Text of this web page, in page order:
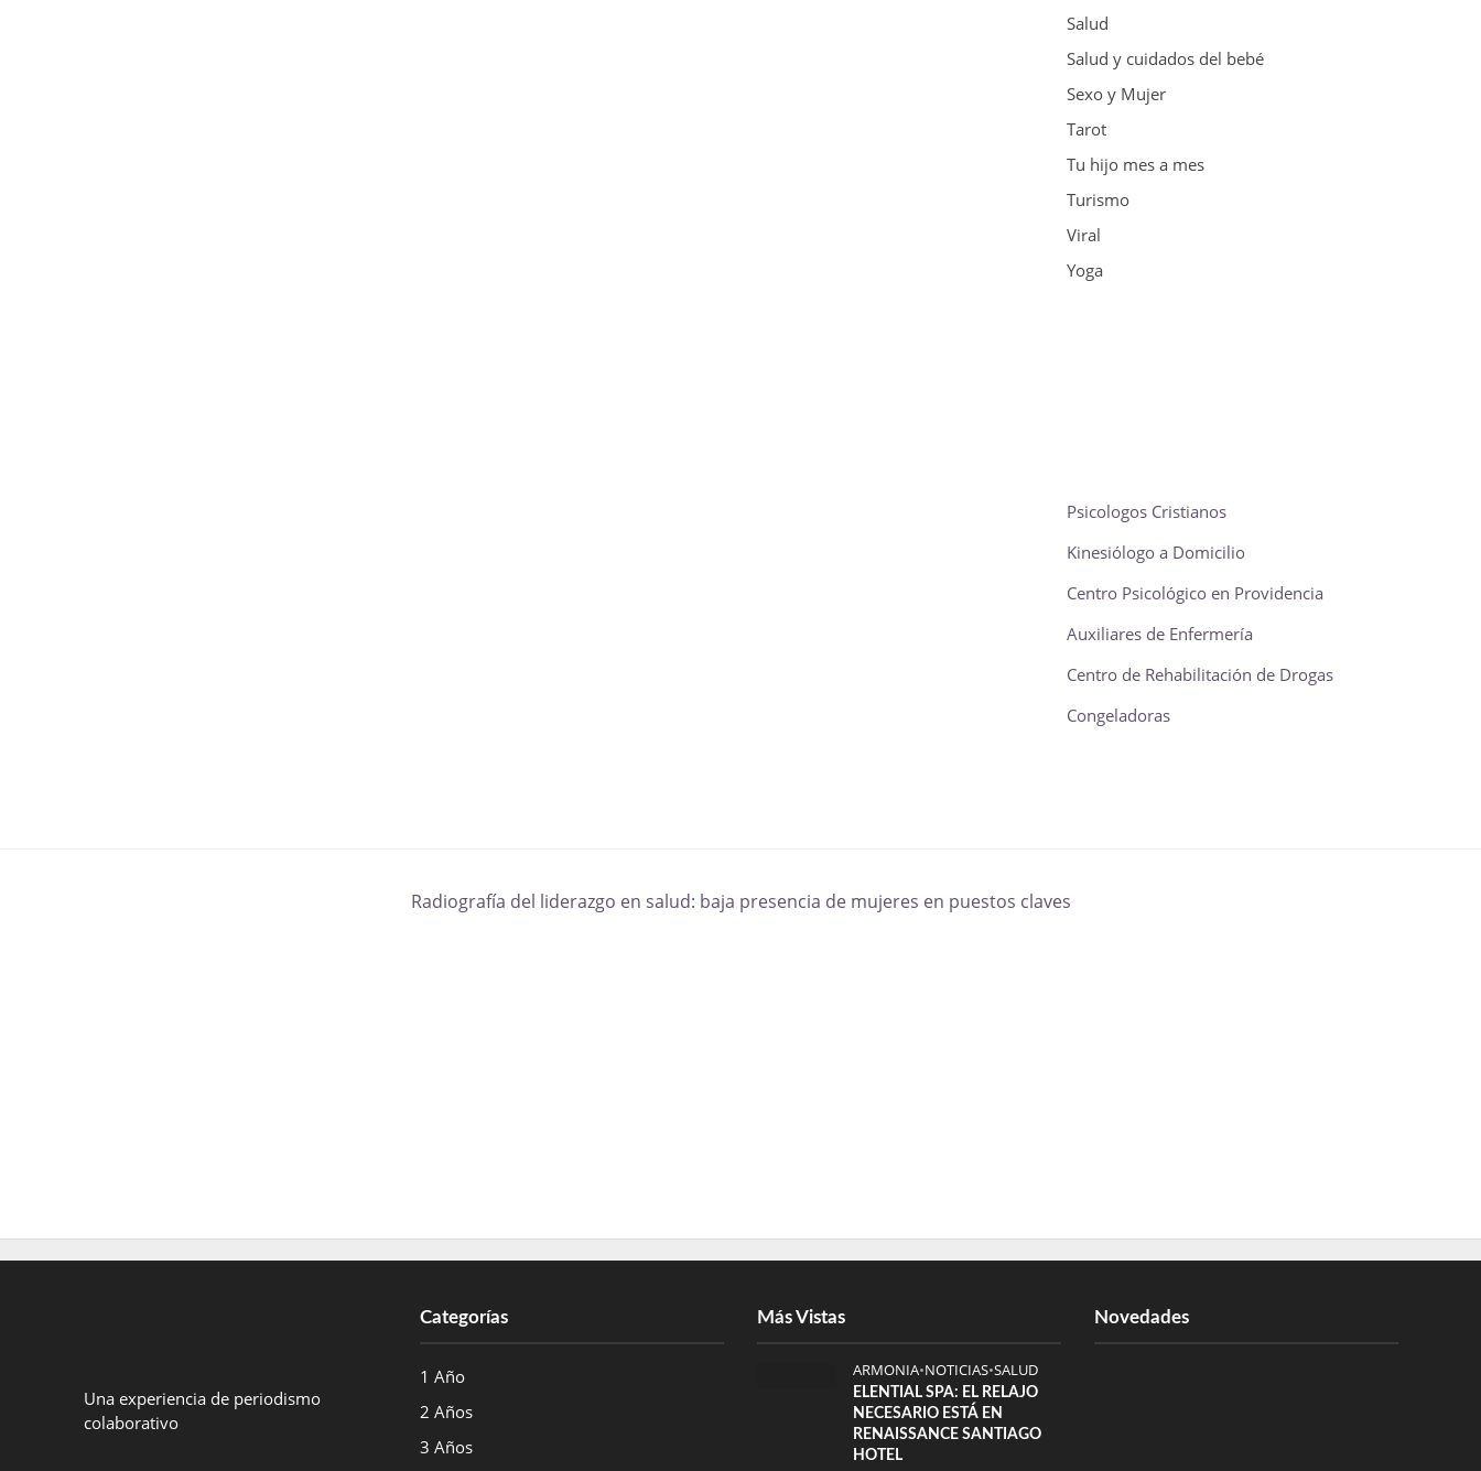
Salud
Salud y cuidados del bebé
Sexo y Mujer
Tarot
Tu hijo mes a mes
Turismo
Viral
Yoga
Psicologos Cristianos
Kinesiólogo a Domicilio
Centro Psicológico en Providencia
Auxiliares de Enfermería
Centro de Rehabilitación de Drogas
Congeladoras
Radiografía del liderazgo en salud: baja presencia de mujeres en puestos claves
Una experiencia de periodismo
colaborativo
Categorías
1 Año
2 Años
3 Años
Más Vistas
ARMONIA•NOTICIAS•SALUD
ELENTIAL SPA: EL RELAJO
NECESARIO ESTÁ EN
RENAISSANCE SANTIAGO
HOTEL
Novedades